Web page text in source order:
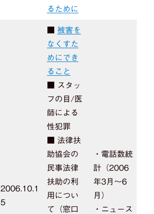
るために
2006.10.1
5
■被害を
なくすた
めにでき
ること
■ スタッ
フの目/医
師による
性犯罪
■ 法律扶
助協会の
民事法律
扶助の利
用につい
て（窓口
・電話数統
計（2006
年3月～6
月）
・ニュース